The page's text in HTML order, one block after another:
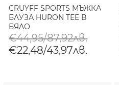
CRUYFF SPORTS МЪЖКА
БЛУЗА HURON TEE В
БЯЛО
€44,95/87,92лв.
€22,48/43,97лв.